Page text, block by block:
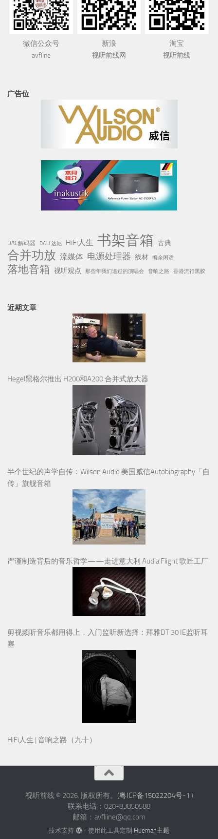
微信公众号
avfline
新浪
视听前线网
淘宝
视听前线
广告位
DAC解码器 DALI 达尼 HiFi人生 书架音箱 古典
合并功放 流媒体 电源处理器 线材 编余闲话
落地音箱 视听观点 那些年我们追过的演唱会 音响之路 香港流行黑胶
近期文章
Hegel黑格尔推出 H200和A200 合并式放大器
半个世纪的声学自传：Wilson Audio 美国威信Autobiography「自
传」旗舰音箱
严谨制造背后的音乐哲学——走进意大利 Audia Flight 歌匠工厂
剪视频听音乐都用得上，入门监听新选择：拜雅DT 30 IE监听耳
塞
HiFi人生 | 音响之路（九十）
视听前线 © 2026. 版权所有。(粤ICP备15022204号-1 )
联系电话：020-83850588
邮箱：avfliine@qq.com
技术支持 - 使用此工具定制 Hueman主题